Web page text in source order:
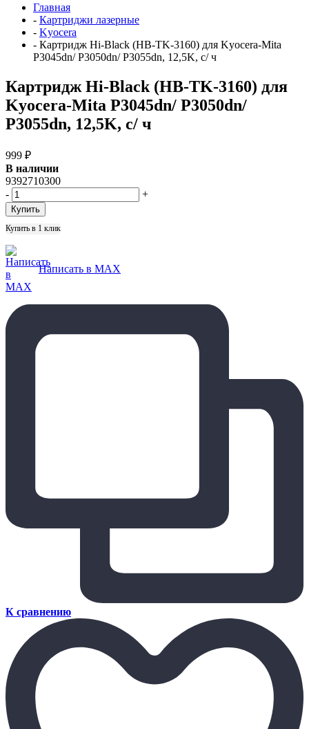
Главная
- Картриджи лазерные
- Kyocera
- Картридж Hi-Black (HB-TK-3160) для Kyocera-Mita
P3045dn/ P3050dn/ P3055dn, 12,5K, с/ ч
Картридж Hi-Black (HB-TK-3160) для
Kyocera-Mita P3045dn/ P3050dn/
P3055dn, 12,5K, с/ ч
999 ₽
В наличии
9392710300
-
+
Купить в 1 клик
Написать в MAX
К сравнению